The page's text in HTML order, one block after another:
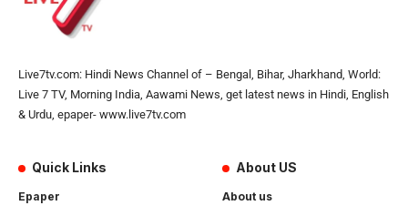
Live7tv.com: Hindi News Channel of – Bengal, Bihar, Jharkhand, World:
Live 7 TV, Morning India, Aawami News, get latest news in Hindi, English
& Urdu, epaper- www.live7tv.com
Quick Links
Epaper
About US
About us